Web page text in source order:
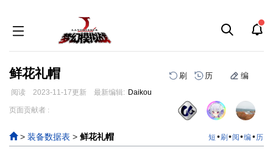
鲜花礼帽 刷 历 编
阅读 2023-11-17更新 最新编辑: Daikou
跳
导
航
跳
搜
索
页面贡献者 :
> 装备数据表 > 鲜花礼帽 短 •刷 •阅 •编•历